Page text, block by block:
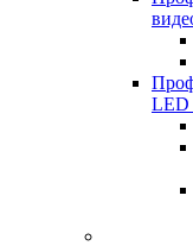
LED